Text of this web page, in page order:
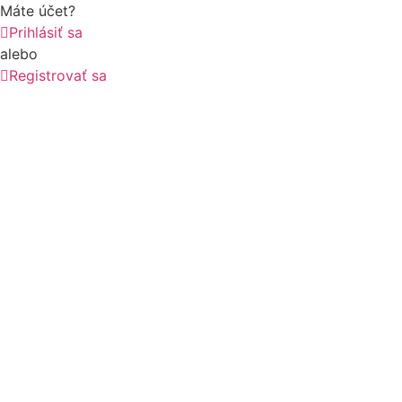
Máte účet?
Prihlásiť sa
alebo
Registrovať sa